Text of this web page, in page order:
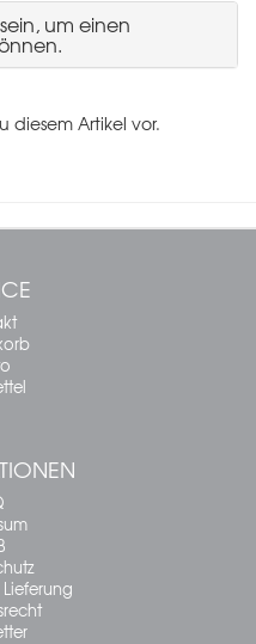
um einen
diesem Artikel vor.